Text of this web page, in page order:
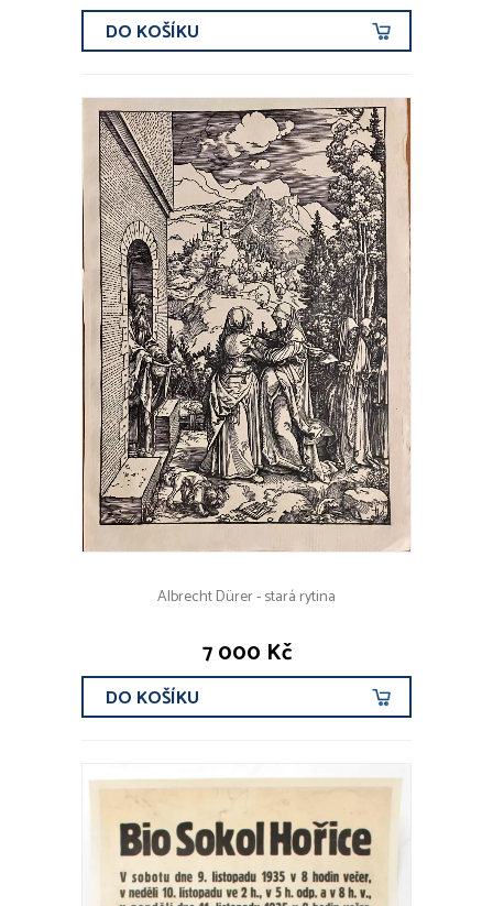
DO KOŠÍKU
Albrecht Dürer - stará rytina
7 000 Kč
DO KOŠÍKU